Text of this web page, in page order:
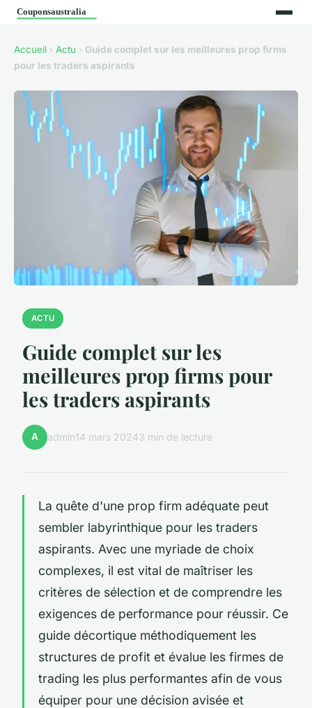
Accueil › Actu › Guide complet sur les meilleures prop firms
pour les traders aspirants
ACTU
Guide complet sur les
meilleures prop firms pour
les traders aspirants
A admin14 mars 20243 min de lecture
La quête d'une prop firm adéquate peut
sembler labyrinthique pour les traders
aspirants. Avec une myriade de choix
complexes, il est vital de maîtriser les
critères de sélection et de comprendre les
exigences de performance pour réussir. Ce
guide décortique méthodiquement les
structures de profit et évalue les firmes de
trading les plus performantes afin de vous
équiper pour une décision avisée et